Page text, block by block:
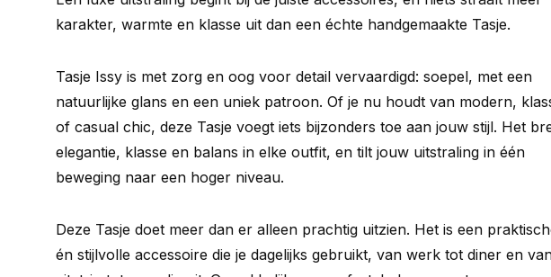
karakter, warmte en klasse uit dan een échte handgemaakte Tasje.
Tasje Issy is met zorg en oog voor detail vervaardigd: soepel, met een
natuurlijke glans en een uniek patroon. Of je nu houdt van modern,
of casual chic, deze Tasje voegt iets bijzonders toe aan jouw stijl. Het
elegantie, klasse en balans in elke outfit, en tilt jouw uitstraling in één
beweging naar een hoger niveau.
Deze Tasje doet meer dan er alleen prachtig uitzien. Het is een
én stijlvolle accessoire die je dagelijks gebruikt, van werk tot diner en